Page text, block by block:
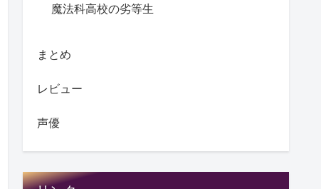
魔法科高校の劣等生
まとめ
レビュー
声優